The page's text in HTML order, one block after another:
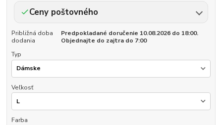
Ceny poštovného
Približná doba
dodania
Predpokladané doručenie 10.08.2026 do 18:00.
Objednajte do zajtra do 7:00
Typ
Veľkosť
Farba